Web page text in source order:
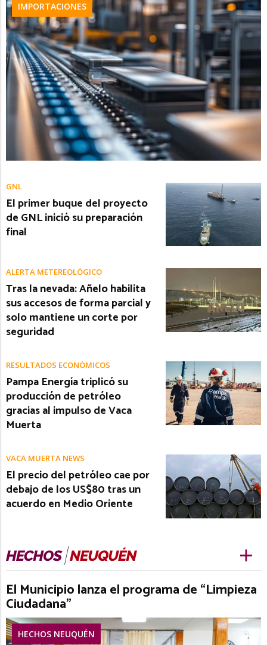
IMPORTACIONES
GNL
El primer buque del proyecto
de GNL inició su preparación
final
ALERTA METEREOLÓGICO
Tras la nevada: Añelo habilita
sus accesos de forma parcial y
solo mantiene un corte por
seguridad
RESULTADOS ECONÓMICOS
Pampa Energía triplicó su
producción de petróleo
gracias al impulso de Vaca
Muerta
VACA MUERTA NEWS
El precio del petróleo cae por
debajo de los US$80 tras un
acuerdo en Medio Oriente
El Municipio lanza el programa de “Limpieza
Ciudadana”
HECHOS NEUQUÉN